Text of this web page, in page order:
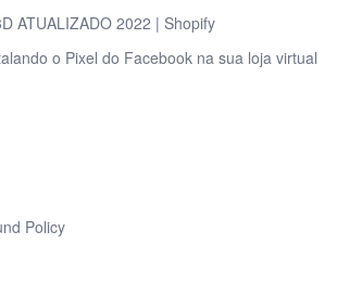
ATUALIZADO 2022 | Shopify
o Pixel do Facebook na sua loja virtual
Policy